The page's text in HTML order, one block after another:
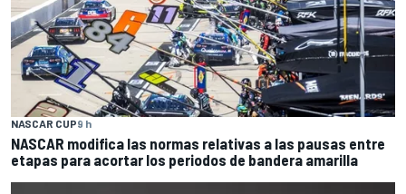
NASCAR CUP9 h
NASCAR modifica las normas relativas a las pausas entre
etapas para acortar los periodos de bandera amarilla